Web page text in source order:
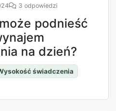
3 odpowiedzi
podnieść
na dzień?
świadczenia